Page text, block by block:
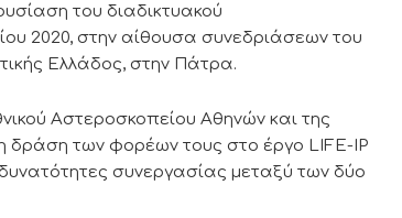
του διαδικτυακού
2020, στην αίθουσα συνεδριάσεων του
Ελλάδος, στην Πάτρα.
Αστεροσκοπείου Αθηνών και της
δράση των φορέων τους στο έργο LIFE-IP
δυνατότητες συνεργασίας μεταξύ των δύο